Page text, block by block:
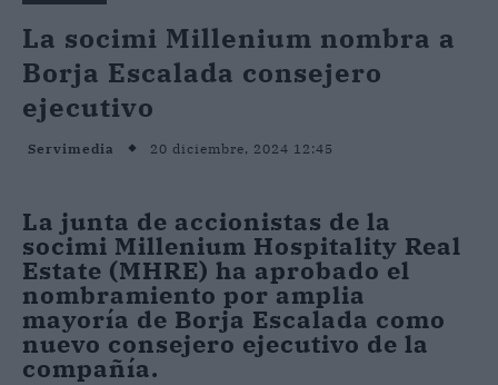
La socimi Millenium nombra a
Borja Escalada consejero
ejecutivo
Servimedia 20 diciembre, 2024 12:45
La junta de accionistas de la
socimi Millenium Hospitality Real
Estate (MHRE) ha aprobado el
nombramiento por amplia
mayoría de Borja Escalada como
nuevo consejero ejecutivo de la
compañía.